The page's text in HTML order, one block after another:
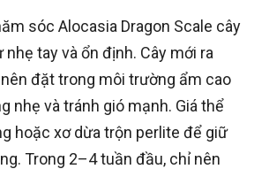
sóc Alocasia Dragon Scale cây
tay và ổn định. Cây mới ra
đặt trong môi trường ẩm cao
nhẹ và tránh gió mạnh. Giá thể
hoặc xơ dừa trộn perlite để giữ
Trong 2–4 tuần đầu, chỉ nên